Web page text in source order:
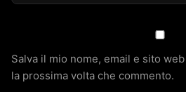
Salva il mio nome, email e sito
la prossima volta che commento.